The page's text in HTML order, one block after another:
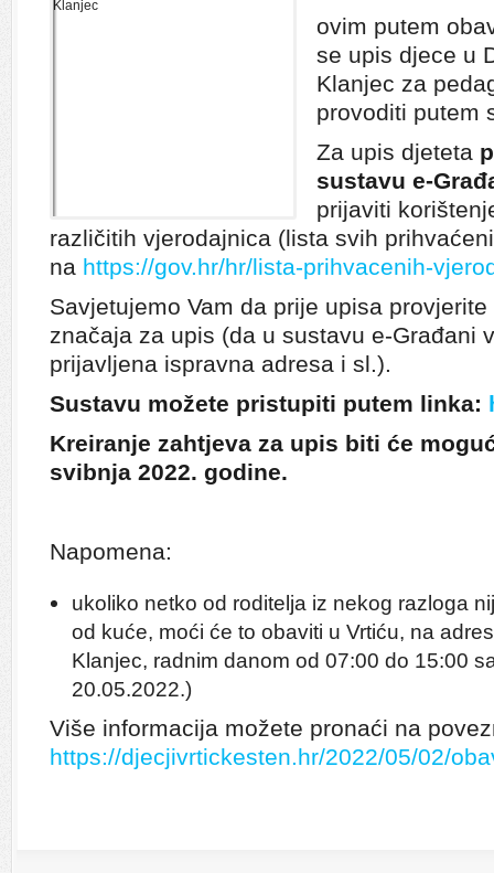
ovim putem
se upis djece u
Klanjec za
provoditi putem
Za upis djeteta
sustavu e-
prijaviti
različitih vjerodajnica (lista svih
na https://gov.hr/hr/lista-prihvacenih-
Savjetujemo Vam da prije upisa
značaja za upis (da u sustavu e-Građani
prijavljena ispravna adresa i sl.).
Sustavu možete pristupiti putem linka:
Kreiranje zahtjeva za upis biti će
svibnja 2022. godine.
Napomena:
ukoliko netko od roditelja iz nekog razloga
od kuće, moći će to obaviti u Vrtiću, na
Klanjec, radnim danom od 07:00 do 15:00
20.05.2022.)
Više informacija možete pronaći na
https://djecjivrtickesten.hr/2022/05/02/